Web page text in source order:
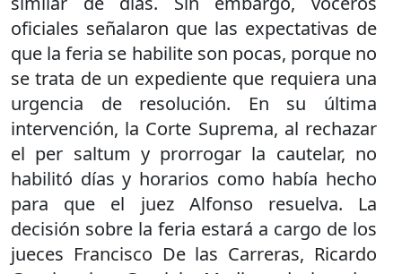
oficiales señalaron que las expectativas de
que la feria se habilite son pocas, porque no
se trata de un expediente que requiera una
urgencia de resolución. En su última
intervención, la Corte Suprema, al rechazar
el per saltum y prorrogar la cautelar, no
habilitó días y horarios como había hecho
para que el juez Alfonso resuelva. La
decisión sobre la feria estará a cargo de los
jueces Francisco De las Carreras, Ricardo